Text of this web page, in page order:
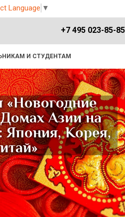
Language ▼
+7 495 023-85-85
И СТУДЕНТАМ
«Новогодние
Азии на
Корея,